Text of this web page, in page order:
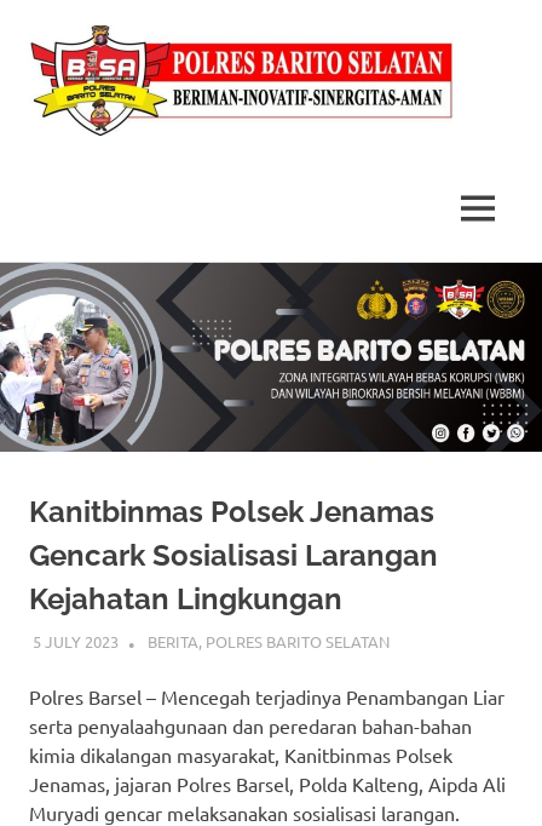
Skip
to
content
MENU
Kanitbinmas Polsek Jenamas
Gencark Sosialisasi Larangan
Kejahatan Lingkungan
5 JULY 2023 ADMIN_POLRESBARSEL
BERITA, POLRES BARITO SELATAN
Polres Barsel – Mencegah terjadinya Penambangan Liar
serta penyalaahgunaan dan peredaran bahan-bahan
kimia dikalangan masyarakat, Kanitbinmas Polsek
Jenamas, jajaran Polres Barsel, Polda Kalteng, Aipda Ali
Muryadi gencar melaksanakan sosialisasi larangan.